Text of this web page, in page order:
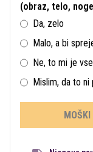
(obraz, telo,
Da, zelo
Malo, a bi
Ne, to mi je
Mislim, da to
MOŠKI